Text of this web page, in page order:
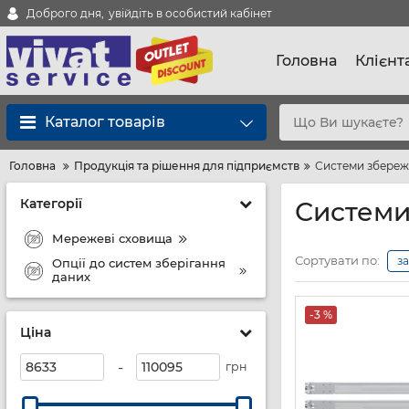
Доброго дня, увійдіть в особистий кабінет
Головна
Каталог товарів
Головна Продукція та рішення для підприємств Системи
Категорії
Мережеві сховища
Опції до систем зберігання
даних
Ціна
- грн
Сортувати по:
-3 %